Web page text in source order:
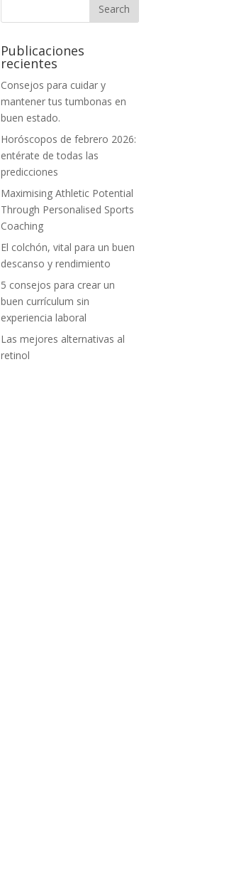
Publicaciones
recientes
Consejos para cuidar y
mantener tus tumbonas en
buen estado.
Horóscopos de febrero 2026:
entérate de todas las
predicciones
Maximising Athletic Potential
Through Personalised Sports
Coaching
El colchón, vital para un buen
descanso y rendimiento
5 consejos para crear un
buen currículum sin
experiencia laboral
Las mejores alternativas al
retinol